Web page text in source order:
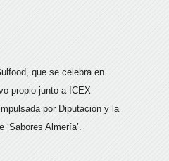
que se celebra en
propio junto a ICEX
por Diputación y la
Almería’.